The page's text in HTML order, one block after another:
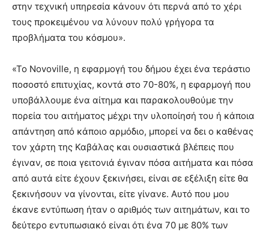
στην τεχνική υπηρεσία κάνουν ότι περνά από το χέρι
τους προκειμένου να λύνουν πολύ γρήγορα τα
προβλήματα του κόσμου».
«Το Novoville, η εφαρμογή του δήμου έχει ένα τεράστιο
ποσοστό επιτυχίας, κοντά στο 70-80%, η εφαρμογή που
υποβάλλουμε ένα αίτημα και παρακολουθούμε την
πορεία του αιτήματος μέχρι την υλοποίησή του ή κάποια
απάντηση από κάποιο αρμόδιο, μπορεί να δει ο καθένας
τον χάρτη της Καβάλας και ουσιαστικά βλέπεις που
έγιναν, σε ποια γειτονιά έγιναν πόσα αιτήματα και πόσα
από αυτά είτε έχουν ξεκινήσει, είναι σε εξέλιξη είτε θα
ξεκινήσουν να γίνονται, είτε γίνανε. Αυτό που μου
έκανε εντύπωση ήταν ο αριθμός των αιτημάτων, και το
δεύτερο εντυπωσιακό είναι ότι ένα 70 με 80% των